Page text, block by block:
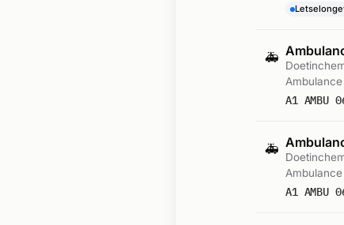
🚑
A1 AMBU
🚑
A1 AMBU